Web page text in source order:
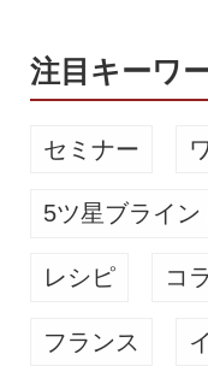
ム
イ
エ
シ
プ
注目キーワ
セミナー
5ツ星ブライ
レシピ コ
フランス